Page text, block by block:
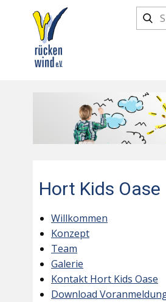
Hort Kids Oase
Willkommen
Konzept
Team
Galerie
Kontakt Hort Kids Oase
Download